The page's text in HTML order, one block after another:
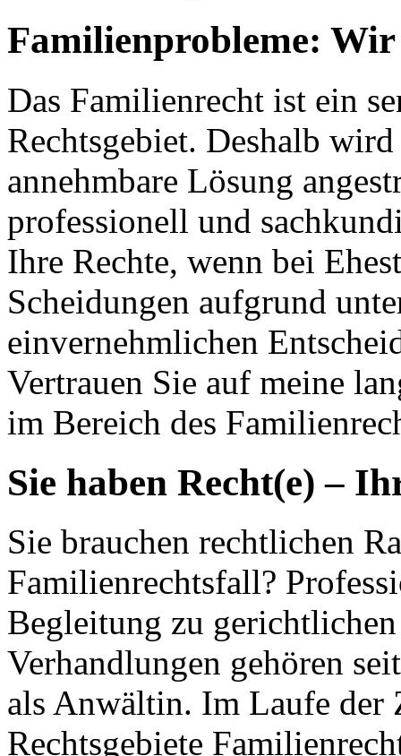
Familienprobleme: Wir
Das Familienrecht ist ein
Rechtsgebiet. Deshalb
annehmbare Lösung
professionell und
Ihre Rechte, wenn bei
Scheidungen aufgrund
einvernehmlichen
Vertrauen Sie auf meine
im Bereich des
Sie haben Recht(e) –
Sie brauchen rechtlichen
Familienrechtsfall?
Begleitung zu
Verhandlungen gehören
als Anwältin. Im Laufe der
Rechtsgebiete